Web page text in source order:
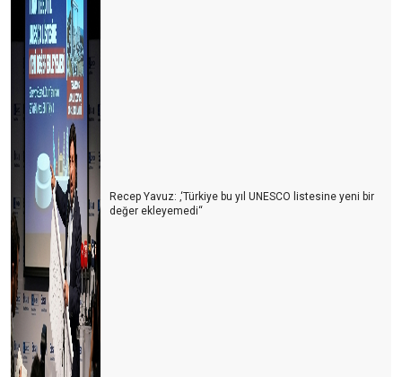
Recep Yavuz: ‚‘Türkiye bu yıl UNESCO listesine yeni bir
değer ekleyemedi‘‘